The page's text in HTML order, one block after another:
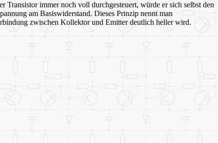
immer noch voll durchgesteuert, würde er sich selbst den
am Basiswiderstand. Dieses Prinzip nennt man
zwischen Kollektor und Emitter deutlich heller wird.